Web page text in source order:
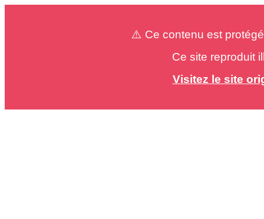
⚠️ Ce contenu est
Ce site reproduit
Visitez le site